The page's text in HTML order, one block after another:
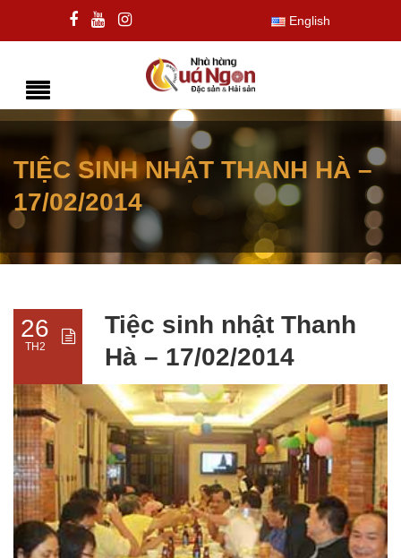
English
TIỆC SINH NHẬT THANH HÀ –
17/02/2014
26
TH2
Tiệc sinh nhật Thanh
Hà – 17/02/2014